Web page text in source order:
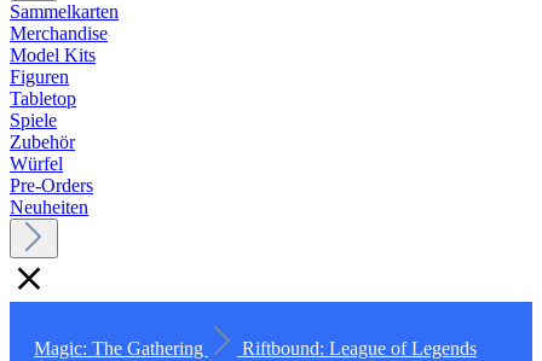
Sammelkarten
Merchandise
Model Kits
Figuren
Tabletop
Spiele
Zubehör
Würfel
Pre-Orders
Neuheiten
Magic: The Gathering
Riftbound: League of Legends